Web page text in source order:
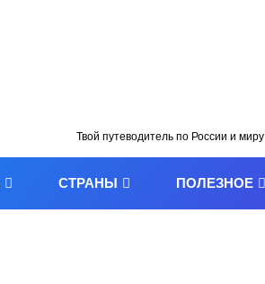
Твой путеводитель по России и миру
СТРАНЫ ПОЛЕЗНОЕ